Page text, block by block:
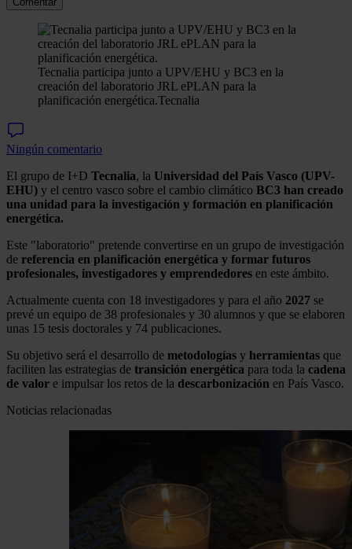
Tecnalia participa junto a UPV/EHU y BC3 en la
creación del laboratorio JRL ePLAN para la
planificación energética.Tecnalia
Ningún comentario
El grupo de I+D Tecnalia, la Universidad del País Vasco (UPV-
EHU) y el centro vasco sobre el cambio climático BC3 han creado
una unidad para la investigación y formación en planificación
energética.
Este "laboratorio" pretende convertirse en un grupo de investigación
de referencia en planificación energética y formar futuros
profesionales, investigadores y emprendedores en este ámbito.
Actualmente cuenta con 18 investigadores y para el año 2027 se
prevé un equipo de 38 profesionales y 30 alumnos y que se elaboren
unas 15 tesis doctorales y 74 publicaciones.
Su objetivo será el desarrollo de metodologías y herramientas que
faciliten las estrategias de transición energética para toda la cadena
de valor e impulsar los retos de la descarbonización en País Vasco.
Noticias relacionadas